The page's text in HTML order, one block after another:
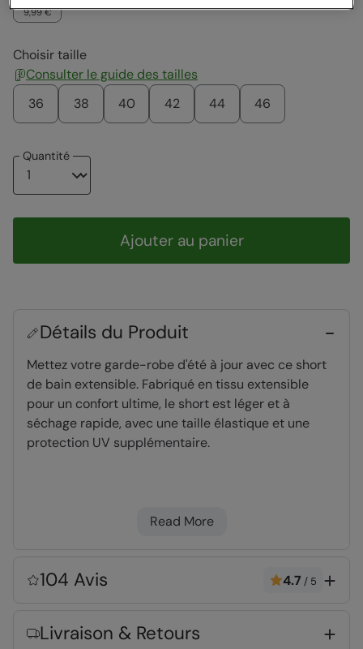
9,99 €
Choisir taille
Consulter le guide des tailles
36
38 40 42 44 46
Quantité
Ajouter au panier
Détails du Produit
Mettez votre garde-robe d'été à jour avec ce short
de bain extensible. Fabriqué en tissu extensible
pour un confort ultime, le short est léger et à
séchage rapide, avec une taille élastique et une
protection UV supplémentaire.
vêtement idéal pour les vacances et pour
l'après-lavage
UPF50+
Read More
104 Avis 4.7 / 5
Livraison & Retours